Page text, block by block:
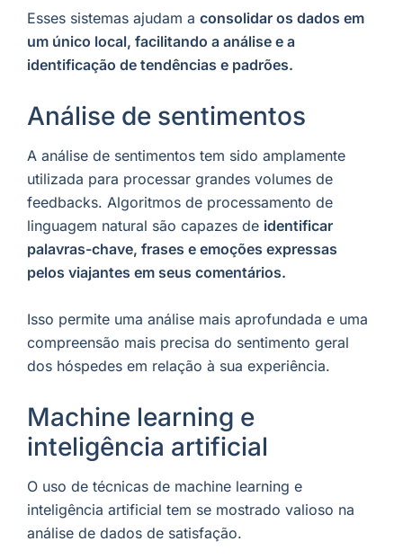
Esses sistemas ajudam a consolidar os dados em
um único local, facilitando a análise e a
identificação de tendências e padrões.
Análise de sentimentos
A análise de sentimentos tem sido amplamente
utilizada para processar grandes volumes de
feedbacks. Algoritmos de processamento de
linguagem natural são capazes de identificar
palavras-chave, frases e emoções expressas
pelos viajantes em seus comentários.
Isso permite uma análise mais aprofundada e uma
compreensão mais precisa do sentimento geral
dos hóspedes em relação à sua experiência.
Machine learning e
inteligência artificial
O uso de técnicas de machine learning e
inteligência artificial tem se mostrado valioso na
análise de dados de satisfação.